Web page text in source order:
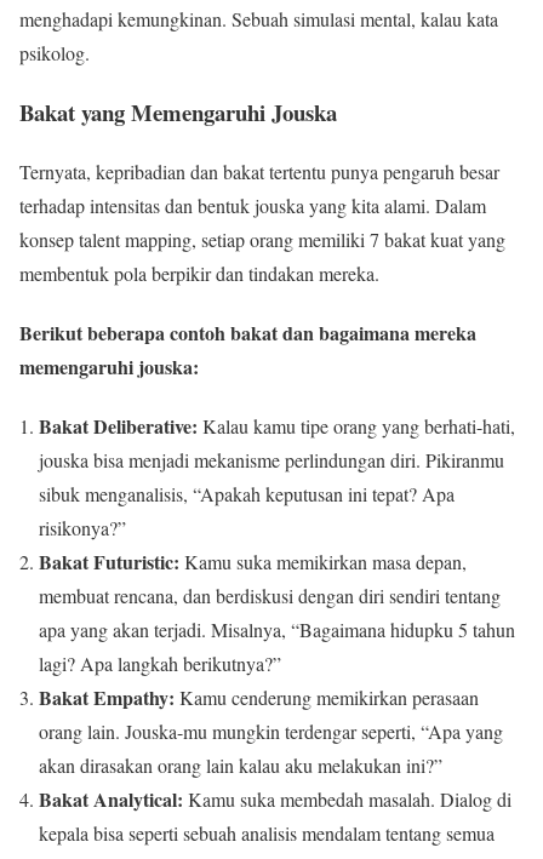
menghadapi kemungkinan. Sebuah simulasi mental, kalau kata
psikolog.
Bakat yang Memengaruhi Jouska
Ternyata, kepribadian dan bakat tertentu punya pengaruh besar
terhadap intensitas dan bentuk jouska yang kita alami. Dalam
konsep talent mapping, setiap orang memiliki 7 bakat kuat yang
membentuk pola berpikir dan tindakan mereka.
Berikut beberapa contoh bakat dan bagaimana mereka
memengaruhi jouska:
Bakat Deliberative: Kalau kamu tipe orang yang berhati-hati,
jouska bisa menjadi mekanisme perlindungan diri. Pikiranmu
sibuk menganalisis, “Apakah keputusan ini tepat? Apa
risikonya?”
Bakat Futuristic: Kamu suka memikirkan masa depan,
membuat rencana, dan berdiskusi dengan diri sendiri tentang
apa yang akan terjadi. Misalnya, “Bagaimana hidupku 5 tahun
lagi? Apa langkah berikutnya?”
Bakat Empathy: Kamu cenderung memikirkan perasaan
orang lain. Jouska-mu mungkin terdengar seperti, “Apa yang
akan dirasakan orang lain kalau aku melakukan ini?”
Bakat Analytical: Kamu suka membedah masalah. Dialog di
kepala bisa seperti sebuah analisis mendalam tentang semua